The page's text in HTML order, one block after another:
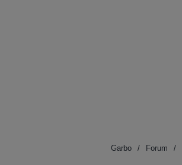
Garbo Forum